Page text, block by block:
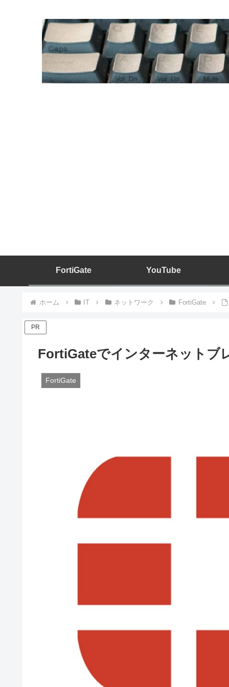
FortiGate YouTube
ホーム IT ネットワーク FortiGate
PR
FortiGateでインターネットブ
FortiGate